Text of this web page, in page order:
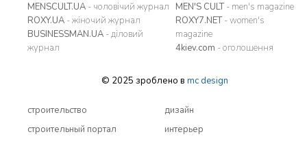
MENSCULT.UA - чоловічий журнал
ROXY.UA - жіночий журнал
BUSINESSMAN.UA - діловий
журнал
MEN'S CULT- men's magazine
ROXY7.NET- women's
magazine
4kiev.com - оголошення
© 2025 зроблено в mc design
строительство
строительный портал
дизайн
интерьер